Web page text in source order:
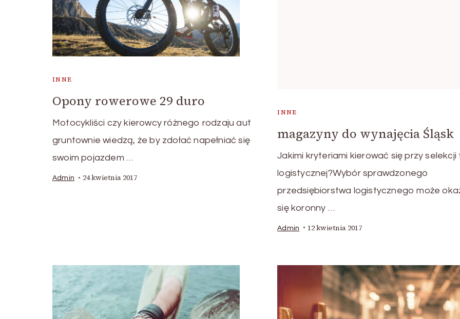
INNE
Opony rowerowe 29 duro
Motocykliści czy kierowcy różnego rodzaju aut
gruntownie wiedzą, że by zdołać napełniać się
swoim pojazdem …
Admin 24 kwietnia 2017
INNE
magazyny do wynajęcia Śląsk
Jakimi kryteriami kierować się przy selekcji
logistycznej?Wybór sprawdzonego
przedsiębiorstwa logistycznego może
się koronny …
Admin 12 kwietnia 2017